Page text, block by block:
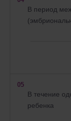
В период
05
В течение
ребенка